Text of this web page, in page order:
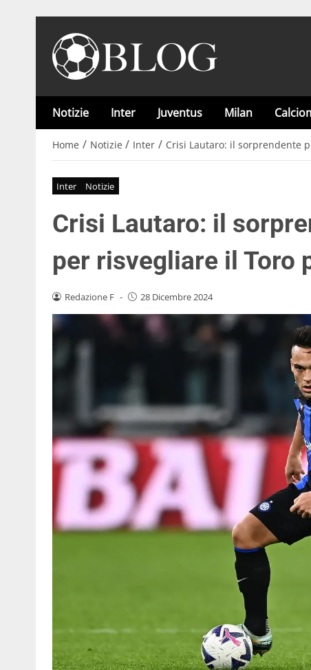
Notizie Inter Juventus Milan
Home / Notizie / Inter / Crisi Lautaro: il sorprendente
Inter Notizie
Crisi Lautaro: il
per risvegliare il Toro
Redazione F - 28 Dicembre 2024